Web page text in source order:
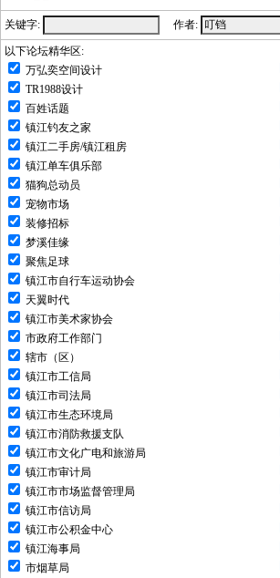
关键字: 作者:
以下论坛精华区:
万弘奕空间设计
TR1988设计
百姓话题
镇江钓友之家
镇江二手房/镇江租房
镇江单车俱乐部
猫狗总动员
宠物市场
装修招标
梦溪佳缘
聚焦足球
镇江市自行车运动协会
天翼时代
镇江市美术家协会
市政府工作部门
辖市（区）
镇江市工信局
镇江市司法局
镇江市生态环境局
镇江市消防救援支队
镇江市文化广电和旅游局
镇江市审计局
镇江市市场监督管理局
镇江市信访局
镇江市公积金中心
镇江海事局
市烟草局